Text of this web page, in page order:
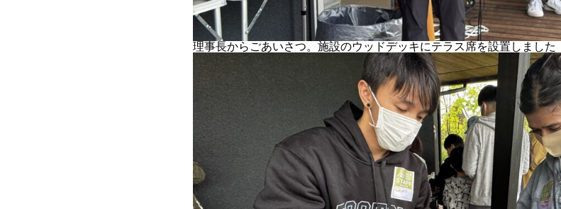
理事長からごあいさつ。施設のウッドデッキにテラス席を設置しました